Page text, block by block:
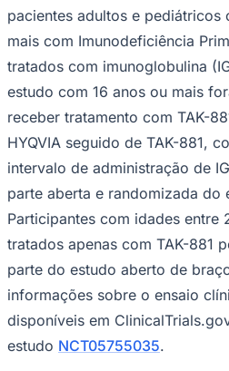
São Paulo
pacientes adultos e pediátricos
mais com Imunodeficiência
tratados com imunoglobulina
estudo com 16 anos ou mais
receber tratamento com TAK-
HYQVIA seguido de TAK-881,
intervalo de administração de
parte aberta e randomizada do
Participantes com idades entre
tratados apenas com TAK-881
parte do estudo aberto de
informações sobre o ensaio
disponíveis em
estudo NCT05755035.